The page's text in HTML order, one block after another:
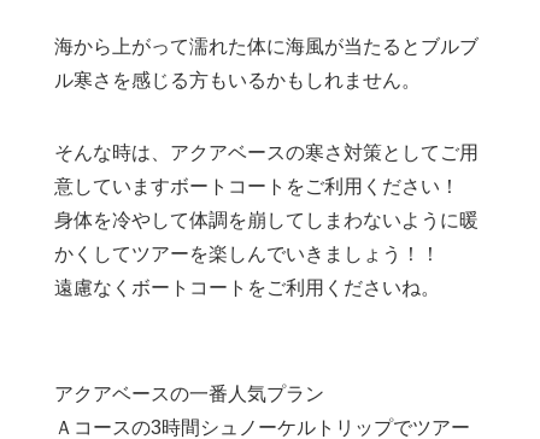
海から上がって濡れた体に海風が当たるとブルブ
ル寒さを感じる方もいるかもしれません。
そんな時は、アクアベースの寒さ対策としてご用
意していますボートコートをご利用ください！
身体を冷やして体調を崩してしまわないように暖
かくしてツアーを楽しんでいきましょう！！
遠慮なくボートコートをご利用くださいね。
アクアベースの一番人気プラン
Ａコースの3時間シュノーケルトリップでツアー